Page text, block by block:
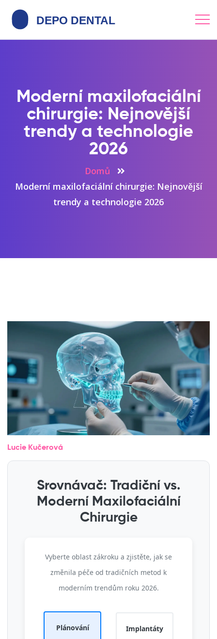
Moderní maxilofaciální
chirurgie: Nejnovější
trendy a technologie
2026
Domů
Moderní maxilofaciální chirurgie: Nejnovější
trendy a technologie 2026
Lucie Kučerová
Srovnávač: Tradiční vs.
Moderní Maxilofaciální
Chirurgie
Vyberte oblast zákroku a zjistěte, jak se
změnila péče od tradičních metod k
moderním trendům roku 2026.
Plánování Implantáty